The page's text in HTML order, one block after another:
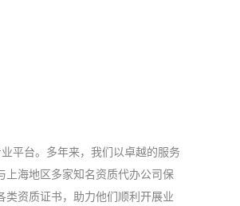
平台。多年来，我们以卓越的服务
上海地区多家知名资质代办公司保
类资质证书，助力他们顺利开展业